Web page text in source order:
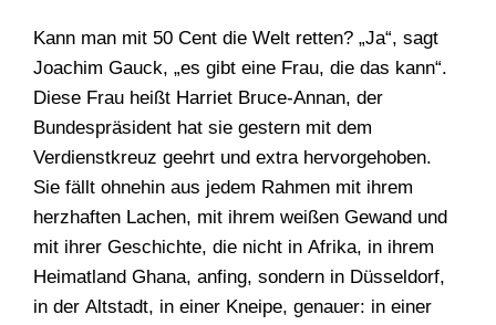
Kann man mit 50 Cent die Welt retten? „Ja“, sagt
Joachim Gauck, „es gibt eine Frau, die das kann“.
Diese Frau heißt Harriet Bruce-Annan, der
Bundespräsident hat sie gestern mit dem
Verdienstkreuz geehrt und extra hervorgehoben.
Sie fällt ohnehin aus jedem Rahmen mit ihrem
herzhaften Lachen, mit ihrem weißen Gewand und
mit ihrer Geschichte, die nicht in Afrika, in ihrem
Heimatland Ghana, anfing, sondern in Düsseldorf,
in der Altstadt, in einer Kneipe, genauer: in einer